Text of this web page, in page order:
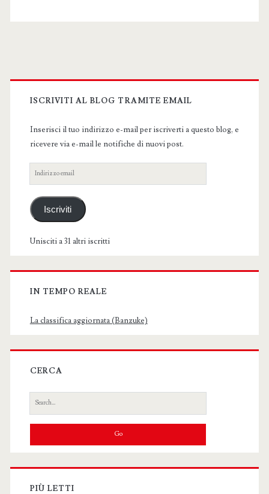
Primary
Sidebar
ISCRIVITI AL BLOG TRAMITE EMAIL
Inserisci il tuo indirizzo e-mail per iscriverti a questo blog, e
ricevere via e-mail le notifiche di nuovi post.
Indirizzo
email
Iscriviti
Unisciti a 31 altri iscritti
IN TEMPO REALE
La classifica aggiornata (Banzuke)
CERCA
Search
for:
PIÙ LETTI